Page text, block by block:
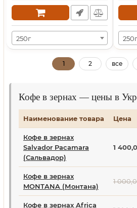
250г 250г
1 2 все
Кофе в зернах — цены в
Наименование товара Цена
Кофе в зернах
Salvador Pacamara
(Сальвадор)
1
Кофе в зернах
MONTANA (Монтана)
1
Кофе в зернах Africa